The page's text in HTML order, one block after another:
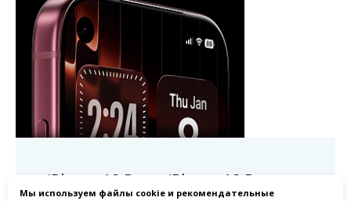
iPhone 18 Pro и iPhone 18 Pro
Мы используем файлы cookie и рекомендательные